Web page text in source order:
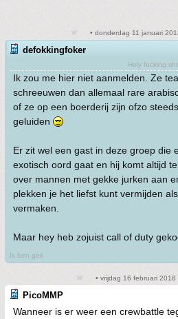
• donderdag 11 januari
defokkingfoker
Holy fucking shit
Ik zou me hier niet aanmelden. Ze
schreeuwen dan allemaal rare
of ze op een boerderij zijn ofzo
geluiden
Er zit wel een gast in deze groep die
exotisch oord gaat en hij komt altijd
over mannen met gekke jurken aan
plekken je het liefst kunt vermijden
vermaken.
Maar hey heb zojuist call of duty
Ik ben geil
• vrijdag 16 februari 2018
PicoMMP
Wanneer is er weer een crewbattle